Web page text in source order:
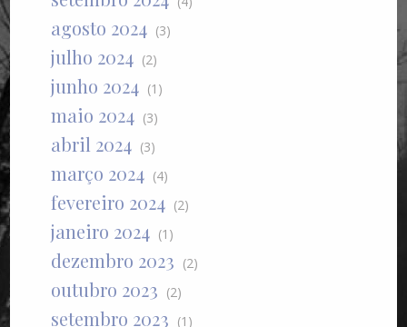
agosto 2024 (3)
julho 2024 (2)
junho 2024 (1)
maio 2024 (3)
abril 2024 (3)
março 2024 (4)
fevereiro 2024 (2)
janeiro 2024 (1)
dezembro 2023 (2)
outubro 2023 (2)
setembro 2023 (1)